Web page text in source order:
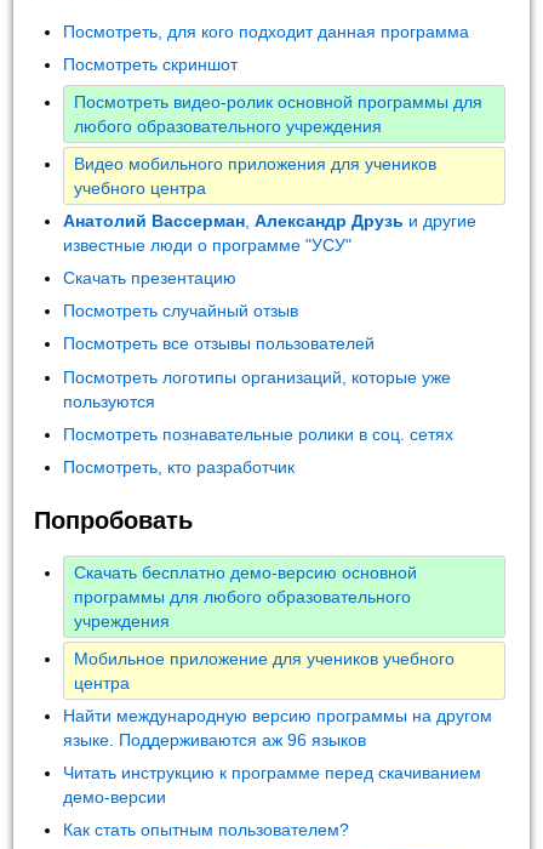
Посмотреть, для кого подходит данная программа
Посмотреть скриншот
Посмотреть видео-ролик основной программы для
любого образовательного учреждения
Видео мобильного приложения для учеников
учебного центра
Анатолий Вассерман ,Александр Друзь и другие
известные люди о программе "УСУ"
Скачать презентацию
Посмотреть случайный отзыв
Посмотреть все отзывы пользователей
Посмотреть логотипы организаций, которые уже
пользуются
Посмотреть познавательные ролики в соц. сетях
Посмотреть, кто разработчик
Попробовать
Скачать бесплатно демо-версию основной
программы для любого образовательного
учреждения
Мобильное приложение для учеников учебного
центра
Найти международную версию программы на другом
языке. Поддерживаются аж 96 языков
Читать инструкцию к программе перед скачиванием
демо-версии
Как стать опытным пользователем?